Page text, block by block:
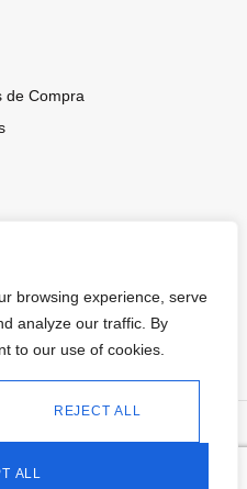
browsing experience, serve
analyze our traffic. By
to our use of cookies.
REJECT ALL
ALL
de Compra
NOVEDADES,